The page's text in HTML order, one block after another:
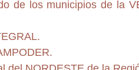
de los municipios de la